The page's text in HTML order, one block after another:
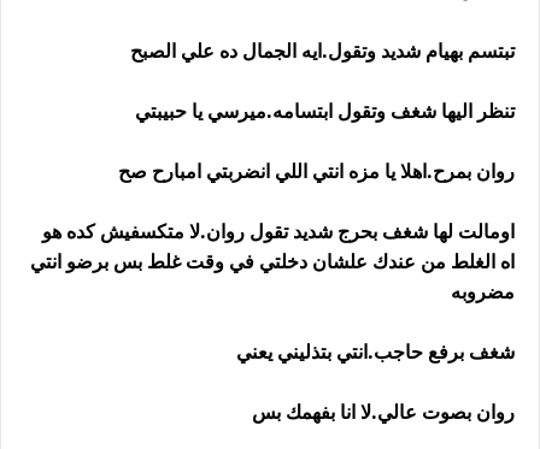
تبتسم بهيام شديد وتقول.ايه الجمال ده علي الصبح
تنظر اليها شغف وتقول ابتسامه.ميرسي يا حبيبتي
روان بمرح.اهلا يا مزه انتي اللي انضربتي امبارح صح
اومالت لها شغف بحرج شديد تقول روان.لا متكسفيش كده هو
اه الغلط من عندك علشان دخلتي في وقت غلط بس برضو انتي
مضروبه
شغف برفع حاجب.انتي بتذليني يعني
روان بصوت عالي.لا انا بفهمك بس